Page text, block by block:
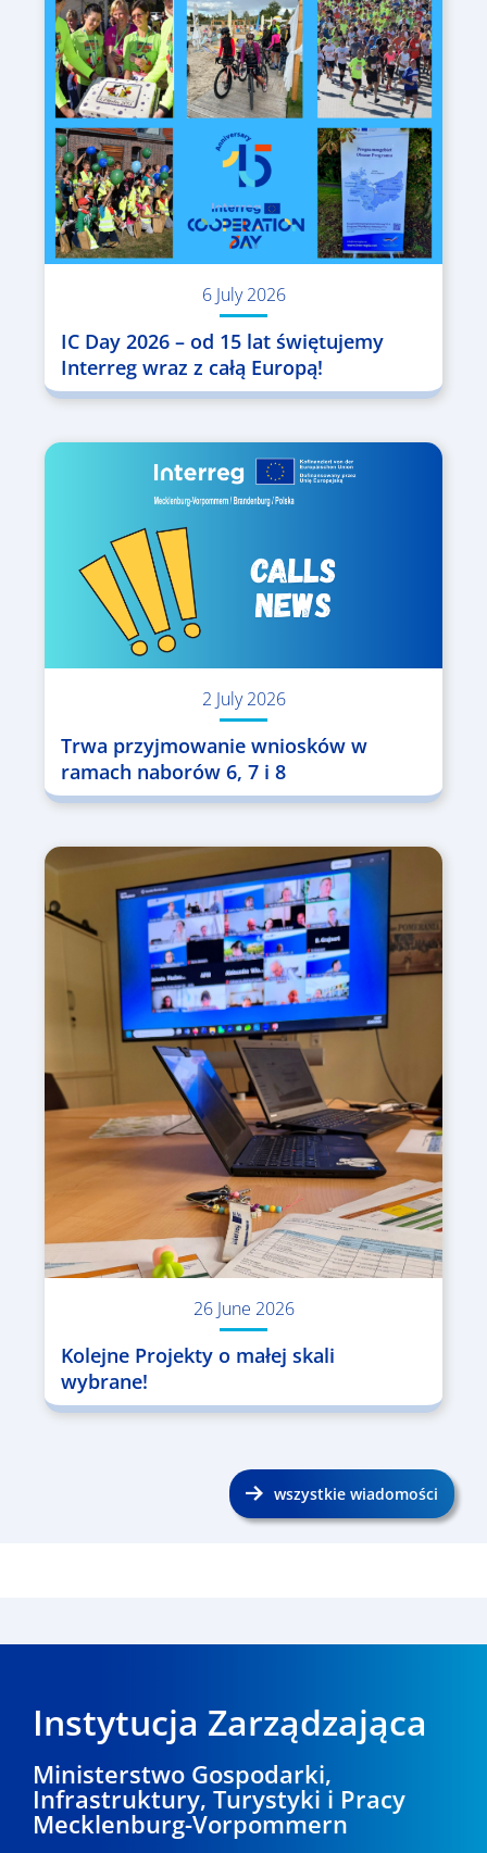
6 July 2026
IC Day 2026 – od 15 lat świętujemy
Interreg wraz z całą Europą!
2 July 2026
Trwa przyjmowanie wniosków w
ramach naborów 6, 7 i 8
26 June 2026
Kolejne Projekty o małej skali
wybrane!
wszystkie wiadomości
Instytucja Zarządzająca
Ministerstwo Gospodarki,
Infrastruktury, Turystyki i Pracy
Mecklenburg-Vorpommern